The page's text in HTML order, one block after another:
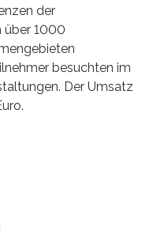
der
über 1000
besuchten im
Der Umsatz